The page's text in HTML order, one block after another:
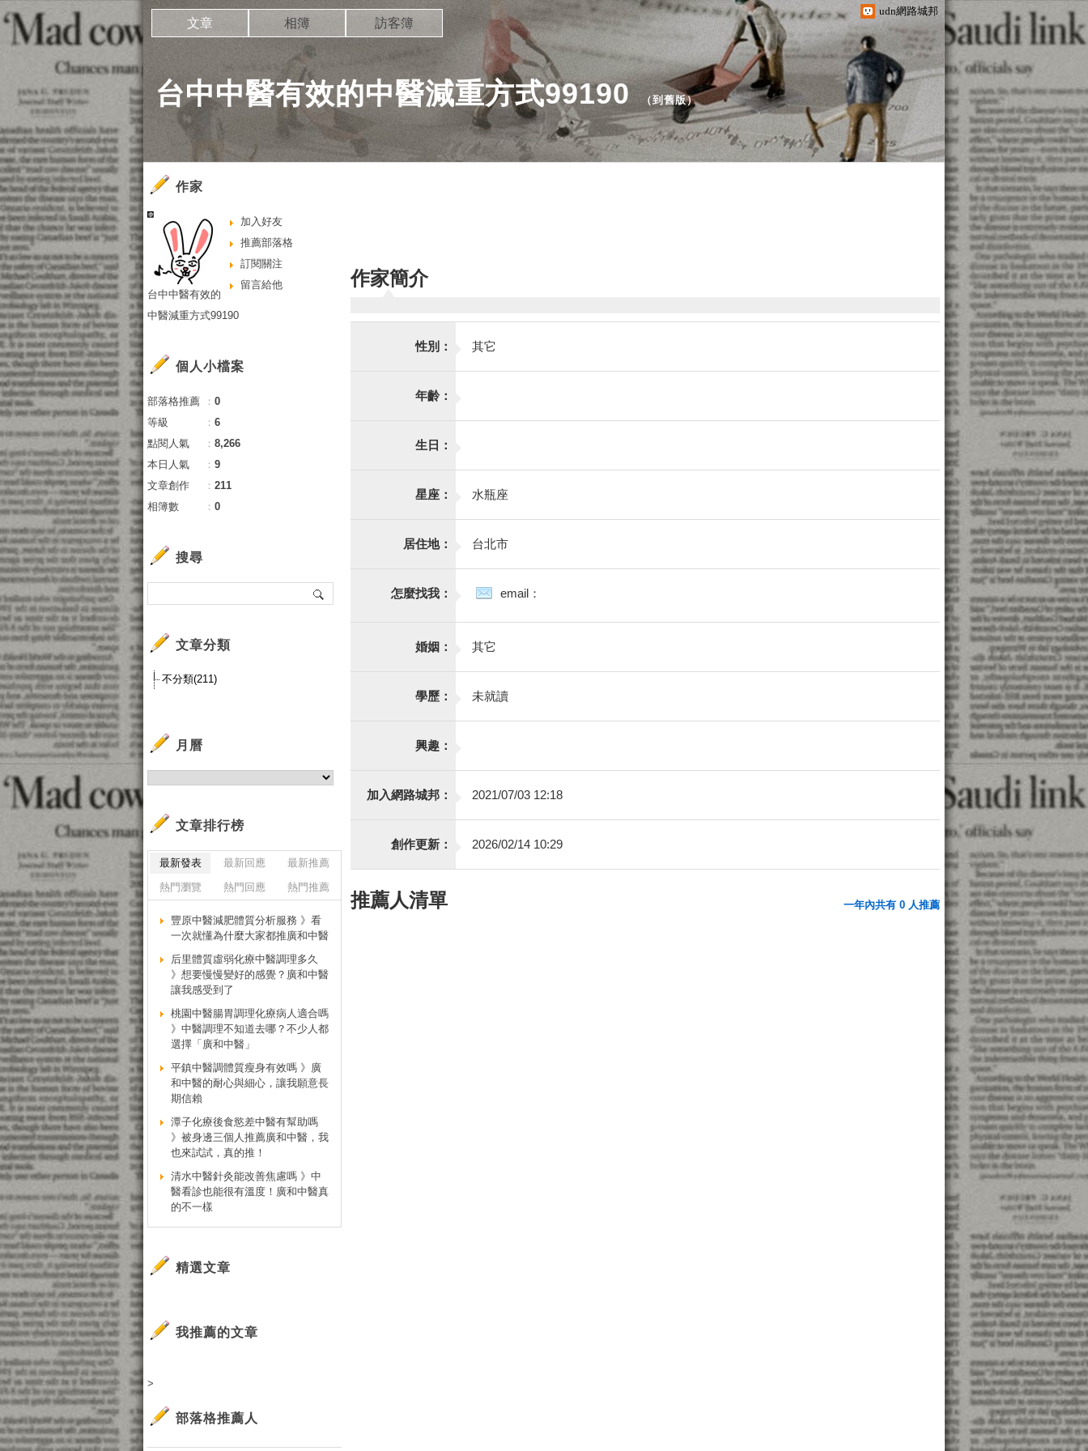
udn網路城邦
台中中醫有效的中醫減重方式99190 （到舊版）
文章 相簿 訪客簿
作家簡介
性別： 其它
年齡：
生日：
星座： 水瓶座
居住地： 台北市
怎麼找我： email：
婚姻： 其它
學歷： 未就讀
興趣：
加入網路城邦： 2021/07/03 12:18
創作更新： 2026/02/14 10:29
推薦人清單 一年內共有 0 人推薦
作家
加入好友
推薦部落格
訂閱關注
留言給他
台中中醫有效的
中醫減重方式99190
個人小檔案
部落格推薦 ： 0
等級
： 6
點閱人氣
： 8,266
本日人氣
： 9
文章創作
： 211
相簿數
： 0
搜尋
文章分類
不分類(211)
月曆
文章排行榜
最新發表 最新回應
最新推薦
熱門瀏覽
熱門回應 熱門推薦
豐原中醫減肥體質分析服務 》看
一次就懂為什麼大家都推廣和中醫
后里體質虛弱化療中醫調理多久
》想要慢慢變好的感覺？廣和中醫
讓我感受到了
桃園中醫腸胃調理化療病人適合嗎
》中醫調理不知道去哪？不少人都
選擇「廣和中醫」
平鎮中醫調體質瘦身有效嗎 》廣
和中醫的耐心與細心，讓我願意長
期信賴
潭子化療後食慾差中醫有幫助嗎
》被身邊三個人推薦廣和中醫，我
也來試試，真的推！
清水中醫針灸能改善焦慮嗎 》中
醫看診也能很有溫度！廣和中醫真
的不一樣
精選文章
我推薦的文章
>
部落格推薦人